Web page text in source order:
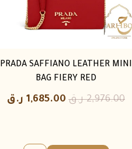
PRADA SAFFIANO LEATHER MINI
BAG FIERY RED
2,976.00 ر.ق 1,685.00 ر.ق